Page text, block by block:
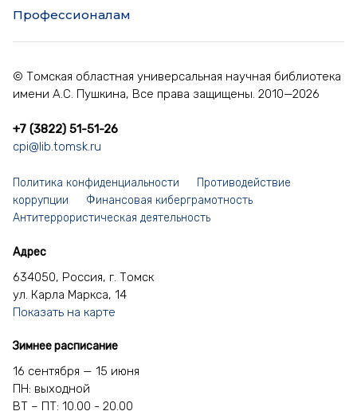
Профессионалам
© Томская областная универсальная научная библиотека
имени А.С. Пушкина, Все права защищены. 2010—2026
+7 (3822) 51-51-26
cpi@lib.tomsk.ru
Политика конфиденциальности
Противодействие
коррупции
Финансовая киберграмотность
Антитеррористическая деятельность
Адрес
634050, Россия, г. Томск
ул. Карла Маркса, 14
Показать на карте
Зимнее расписание
16 сентября — 15 июня
ПН: выходной
ВТ – ПТ: 10.00 - 20.00